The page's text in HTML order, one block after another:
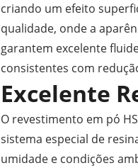
criando um efeito
qualidade, onde a
garantem excelente
consistentes com
Excelente
O revestimento em pó
sistema especial de
umidade e condições